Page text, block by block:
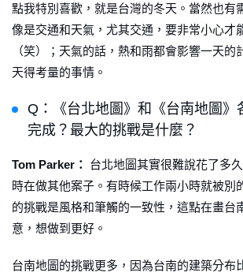
點我特別喜歡，就是台灣的冬天。當然也有
像是交通和天氣，尤其交通，要非常小心才
（笑）；天氣的話，熱和雨都會影響一天的
天得考量的事情。
Q：《台北地圖》和《台南地圖》
完成？最大的挑戰是什麼？
Tom Parker： 台北地圖其實很難說花了多
時在做其他案子。有時候工作兩小時就被別
的挑戰是風格和筆觸的一致性，這點在畫台
意，想做到更好。
台南地圖的挑戰更多，因為台南的建築分布